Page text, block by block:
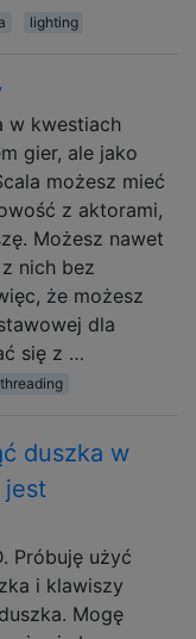
lighting
w kwestiach
gier, ale jako
możesz mieć
z aktorami,
Możesz nawet
nich bez
że możesz
dla
się z …
duszka w
jest
Próbuję użyć
i klawiszy
Mogę